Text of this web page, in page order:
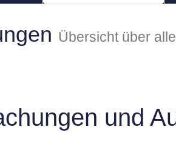
Übersicht über
und